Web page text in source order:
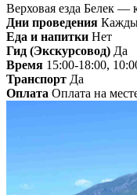
Верховая езда Белек
Дни проведения
Еда и напитки Нет
Гид (Экскурсовод) Да
Время 15:00-18:00,
Транспорт Да
Оплата Оплата на